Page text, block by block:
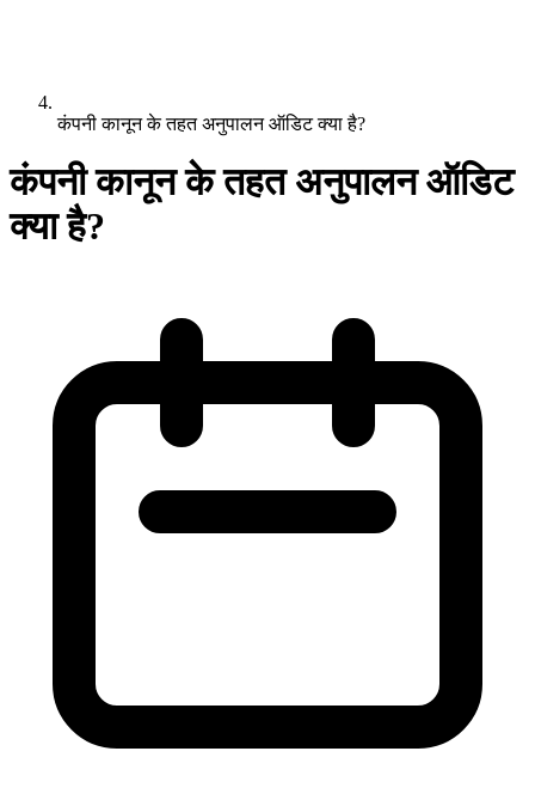
कंपनी कानून के तहत अनुपालन ऑडिट क्या है?
कंपनी कानून के तहत अनुपालन ऑडिट
क्या है?